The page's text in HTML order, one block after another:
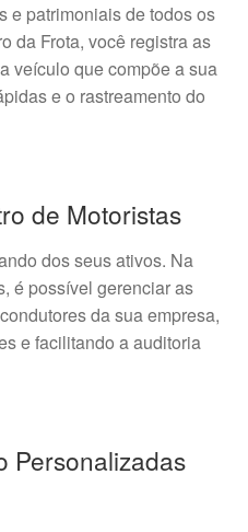
e patrimoniais de todos os
da Frota, você registra as
veículo que compõe a sua
e o rastreamento do
de Motoristas
dos seus ativos. Na
é possível gerenciar as
da sua empresa,
e facilitando a auditoria
Personalizadas